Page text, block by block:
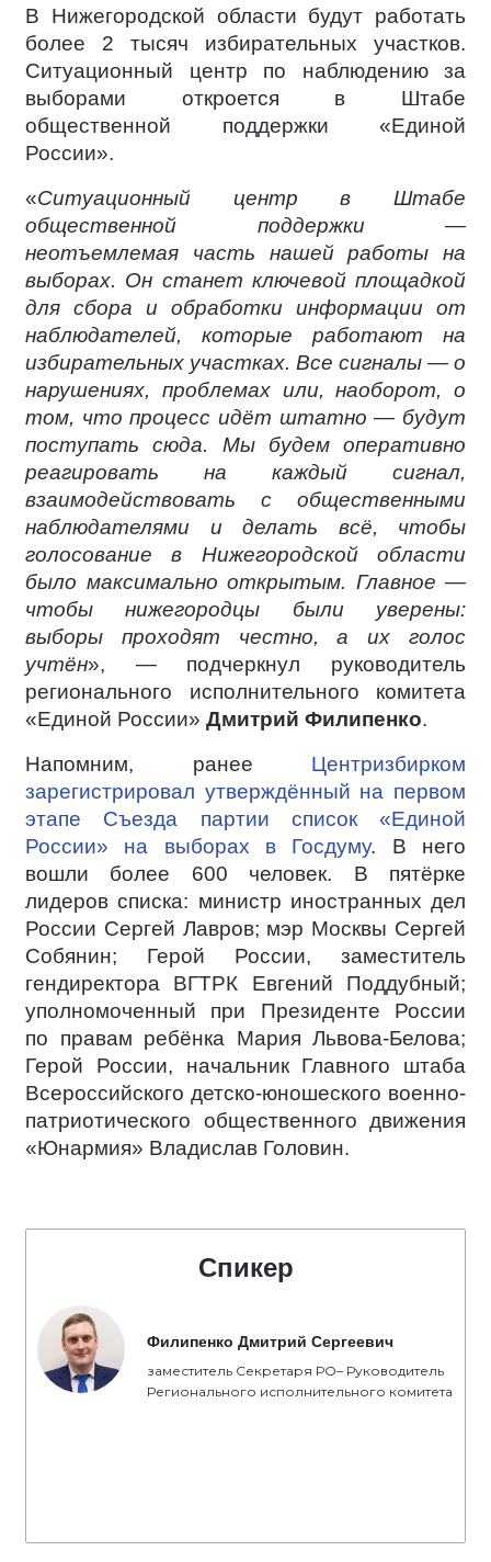
В Нижегородской области будут работать
более 2 тысяч избирательных участков.
Ситуационный центр по наблюдению за
выборами откроется в Штабе
общественной поддержки «Единой
России».
«Ситуационный центр в Штабе
общественной поддержки —
неотъемлемая часть нашей работы на
выборах. Он станет ключевой площадкой
для сбора и обработки информации от
наблюдателей, которые работают на
избирательных участках. Все сигналы — о
нарушениях, проблемах или, наоборот, о
том, что процесс идёт штатно — будут
поступать сюда. Мы будем оперативно
реагировать на каждый сигнал,
взаимодействовать с общественными
наблюдателями и делать всё, чтобы
голосование в Нижегородской области
было максимально открытым. Главное —
чтобы нижегородцы были уверены:
выборы проходят честно, а их голос
учтён», — подчеркнул руководитель
регионального исполнительного комитета
«Единой России» Дмитрий Филипенко.
Напомним, ранее Центризбирком
зарегистрировал утверждённый на первом
этапе Съезда партии список «Единой
России» на выборах в Госдуму. В него
вошли более 600 человек. В пятёрке
лидеров списка: министр иностранных дел
России Сергей Лавров; мэр Москвы Сергей
Собянин; Герой России, заместитель
гендиректора ВГТРК Евгений Поддубный;
уполномоченный при Президенте России
по правам ребёнка Мария Львова-Белова;
Герой России, начальник Главного штаба
Всероссийского детско-юношеского военно-
патриотического общественного движения
«Юнармия» Владислав Головин.
Спикер
Филипенко Дмитрий Сергеевич
заместитель Секретаря РО– Руководитель
Регионального исполнительного комитета